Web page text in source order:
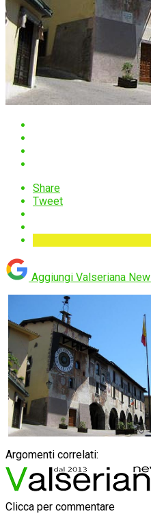
Share
Tweet
Aggiungi Valseriana
Argomenti correlati:
Clicca per commentare